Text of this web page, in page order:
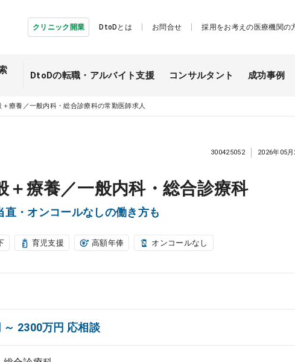
クリニック開業 DtoDとは お問合せ 採用をお考えの医療機関の
DtoDの転職・ アルバイト支援 コンサルタント 成功事例
＋療養／一般内科・総合診療科の常勤医師求人
＋療養／一般内科・総合診療科
・オンコールなしの働き方も
300425052 2026年05
育児支援 高額年俸 オンコールなし
～ 2300万円 応相談